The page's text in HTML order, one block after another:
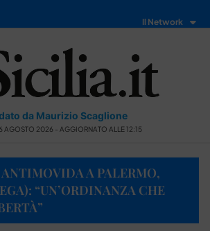
Il Network
da Maurizio Scaglione
AGOSTO 2026 - AGGIORNATO ALLE 12:15
A PALERMO,
“UN’ORDINANZA CHE